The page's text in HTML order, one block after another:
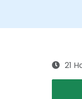
21